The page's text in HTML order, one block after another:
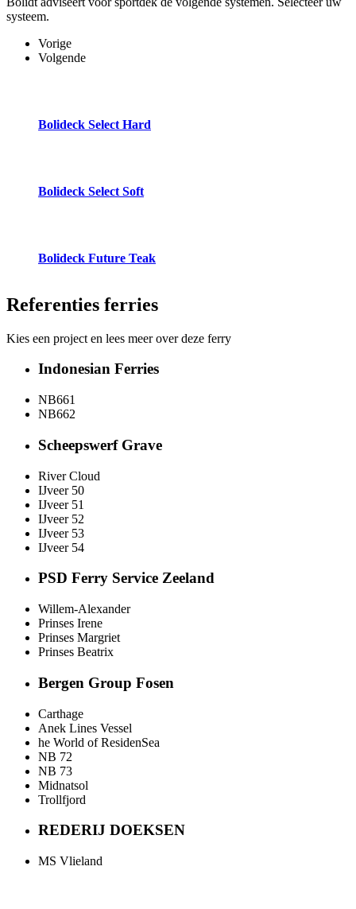
systeem.
Vorige
Volgende
Bolideck Select Hard
Bolideck Select Soft
Bolideck Future Teak
Referenties ferries
Kies een project en lees meer over deze ferry
Indonesian Ferries
NB661
NB662
Scheepswerf Grave
River Cloud
IJveer 50
IJveer 51
IJveer 52
IJveer 53
IJveer 54
PSD Ferry Service Zeeland
Willem-Alexander
Prinses Irene
Prinses Margriet
Prinses Beatrix
Bergen Group Fosen
Carthage
Anek Lines Vessel
he World of ResidenSea
NB 72
NB 73
Midnatsol
Trollfjord
REDERIJ DOEKSEN
MS Vlieland